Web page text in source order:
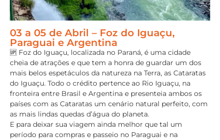
03 a 05 de Abril – Foz do Iguaçu,
Paraguai e Argentina
🆙 Foz do Iguaçu, localizada no Paraná, é uma cidade
cheia de atrações e que tem a honra de guardar um dos
mais belos espetáculos da natureza na Terra, as Cataratas
do Iguaçu. Todo o crédito pertence ao Rio Iguaçu, na
fronteira entre Brasil e Argentina e presenteia ambos os
países com as Cataratas um cenário natural perfeito, com
as mais lindas quedas d’água do planeta.
E para deixar sua viagem ainda melhor que tal um
período para compras e passeio no Paraguai e na